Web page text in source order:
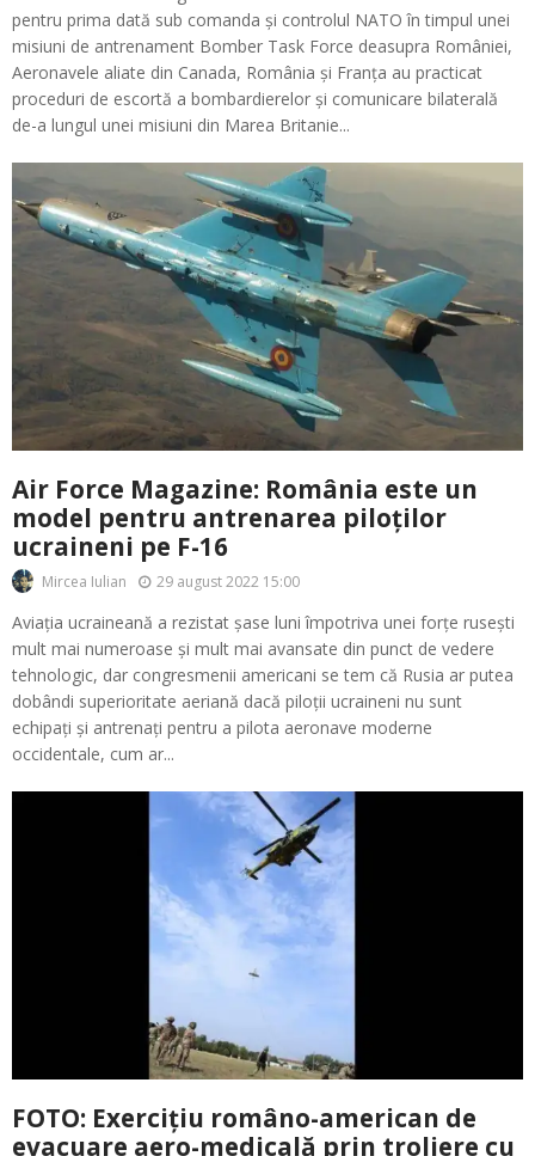
pentru prima dată sub comanda și controlul NATO în timpul unei
misiuni de antrenament Bomber Task Force deasupra României,
Aeronavele aliate din Canada, România și Franța au practicat
proceduri de escortă a bombardierelor și comunicare bilaterală
de-a lungul unei misiuni din Marea Britanie...
Air Force Magazine: România este un
model pentru antrenarea piloților
ucraineni pe F-16
Mircea Iulian 29 august 2022 15:00
Aviația ucraineană a rezistat șase luni împotriva unei forțe rusești
mult mai numeroase și mult mai avansate din punct de vedere
tehnologic, dar congresmenii americani se tem că Rusia ar putea
dobândi superioritate aeriană dacă piloții ucraineni nu sunt
echipați și antrenați pentru a pilota aeronave moderne
occidentale, cum ar...
FOTO: Exercițiu româno-american de
evacuare aero-medicală prin troliere cu